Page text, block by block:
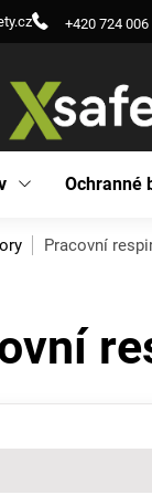
+420 724 006
Ochranné
Pracovní